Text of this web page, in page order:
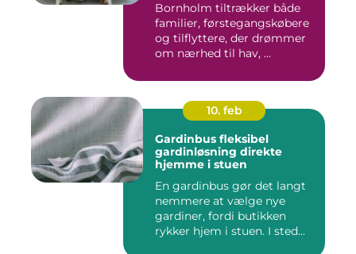
Bornholm tiltrækker både
familier, førstegangskøbere
og tilflyttere, der drømmer
om nærhed til hav, ...
10. feb
Gardinbus fleksibel
gardinløsning direkte
hjemme i stuen
En gardinbus gør det langt
nemmere at vælge nye
gardiner, fordi butikken
rykker hjem i stuen. I sted...